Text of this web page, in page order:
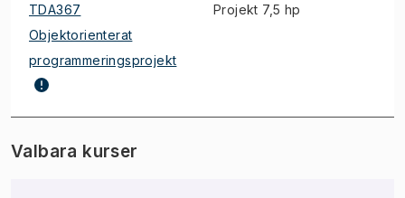
TDA367
Objektorienterat
programmeringsprojekt
Projekt 7,5 hp
Valbara kurser